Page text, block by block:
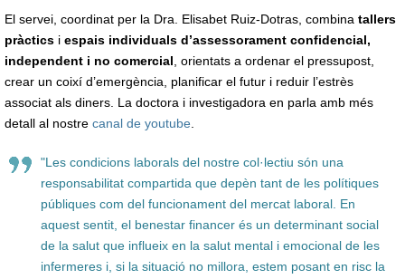
El servei, coordinat per la Dra. Elisabet Ruiz-Dotras, combina tallers
pràctics i espais individuals d’assessorament confidencial,
independent i no comercial, orientats a ordenar el pressupost,
crear un coixí d’emergència, planificar el futur i reduir l’estrès
associat als diners. La doctora i investigadora en parla amb més
detall al nostre canal de youtube.
"Les condicions laborals del nostre col·lectiu són una
responsabilitat compartida que depèn tant de les polítiques
públiques com del funcionament del mercat laboral. En
aquest sentit, el benestar financer és un determinant social
de la salut que influeix en la salut mental i emocional de les
infermeres i, si la situació no millora, estem posant en risc la